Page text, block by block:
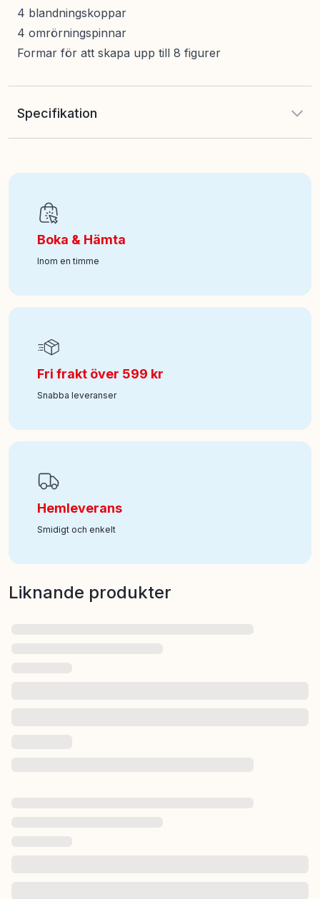
4 blandningskoppar
4 omrörningspinnar
Formar för att skapa upp till 8 figurer
Specifikation
Ålder från
Art nr:400-106322723
Boka & Hämta
Inom en timme
Fri frakt över 599 kr
Snabba leveranser
Hemleverans
Smidigt och enkelt
Liknande produkter